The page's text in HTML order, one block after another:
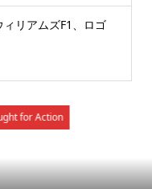
リアムズF1、ロゴ
for Action